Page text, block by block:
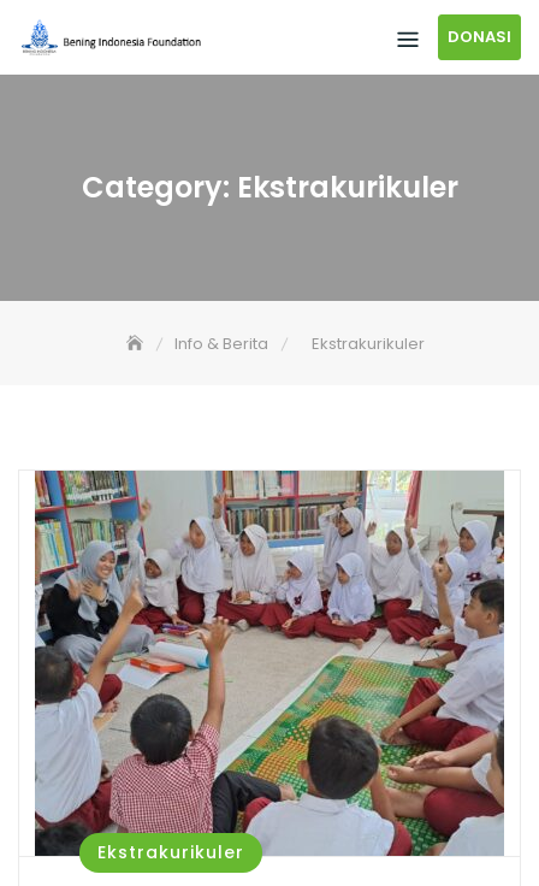
DONASI
Category: Ekstrakurikuler
Info & Berita Ekstrakurikuler
Ekstrakurikuler